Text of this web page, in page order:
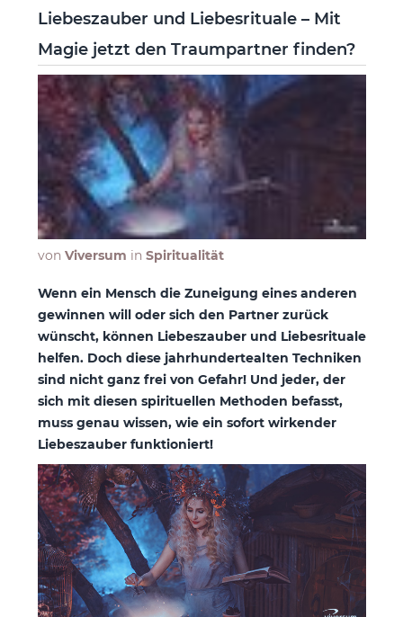
Liebeszauber und Liebesrituale – Mit
Magie jetzt den Traumpartner finden?
von Viversum in Spiritualität
Wenn ein Mensch die Zuneigung eines anderen
gewinnen will oder sich den Partner zurück
wünscht, können Liebeszauber und Liebesrituale
helfen. Doch diese jahrhundertealten Techniken
sind nicht ganz frei von Gefahr! Und jeder, der
sich mit diesen spirituellen Methoden befasst,
muss genau wissen, wie ein sofort wirkender
Liebeszauber funktioniert!